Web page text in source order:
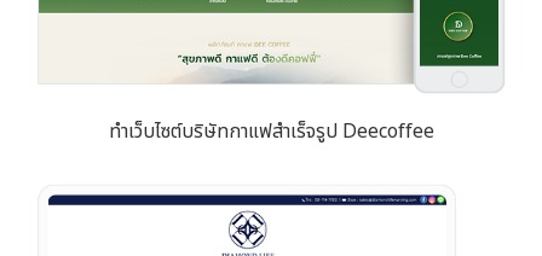
ทำเว็บไซต์บริษัทกาแฟสำเร็จรูป Deecoffee